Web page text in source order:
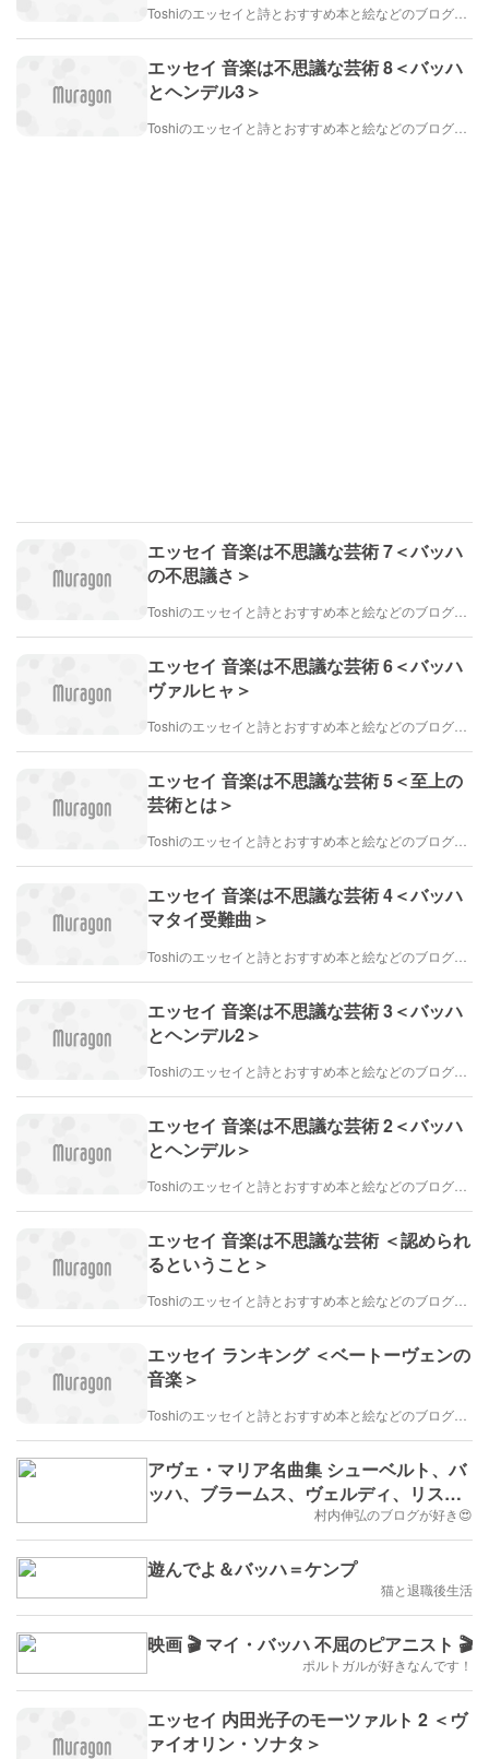
エッセイ 音楽は不思議な芸術 8＜バッハ
とヘンデル3＞
エッセイ 音楽は不思議な芸術 7＜バッハ
の不思議さ＞
エッセイ 音楽は不思議な芸術 6＜バッハ
ヴァルヒャ＞
エッセイ 音楽は不思議な芸術 5＜至上の
芸術とは＞
Toshiのエッセイと詩とおすすめ本と絵などのブログ by車戸都志春
エッセイ 音楽は不思議な芸術 4＜バッハ
マタイ受難曲＞
エッセイ 音楽は不思議な芸術 3＜バッハ
とヘンデル2＞
エッセイ 音楽は不思議な芸術 2＜バッハ
とヘンデル＞
エッセイ 音楽は不思議な芸術 ＜認められ
るということ＞
エッセイ ランキング ＜ベートーヴェンの
音楽＞
アヴェ・マリア名曲集 シューベルト、バ
ッハ、ブラームス、ヴェルディ、リスト
など 10人の作曲家によるCD村内伸弘のブログが好き😍
遊んでよ＆バッハ＝ケンプ
猫と退職後生活
映画 🎬 マイ・バッハ 不屈のピアニスト 🎬
ポルトガルが好きなんです！
エッセイ 内田光子のモーツァルト 2 ＜ヴ
ァイオリン・ソナタ＞